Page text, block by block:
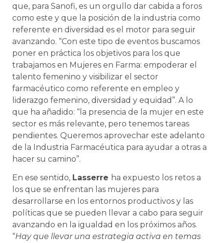
que, para Sanofi, es un orgullo dar cabida a foros
como este y que la posición de la industria como
referente en diversidad es el motor para seguir
avanzando. “Con este tipo de eventos buscamos
poner en práctica los objetivos para los que
trabajamos en Mujeres en Farma: empoderar el
talento femenino y visibilizar el sector
farmacéutico como referente en empleo y
liderazgo femenino, diversidad y equidad”. A lo
que ha añadido: “la presencia de la mujer en este
sector es más relevante, pero tenemos tareas
pendientes. Queremos aprovechar este adelanto
de la Industria Farmacéutica para ayudar a otras a
hacer su camino”.
En ese sentido, Lasserre ha expuesto los retos a
los que se enfrentan las mujeres para
desarrollarse en los entornos productivos y las
políticas que se pueden llevar a cabo para seguir
avanzando en la igualdad en los próximos años.
“Hay que llevar una estrategia activa en temas